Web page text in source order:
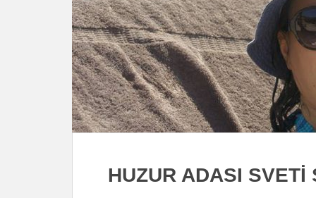
HUZUR ADASI SVETİ